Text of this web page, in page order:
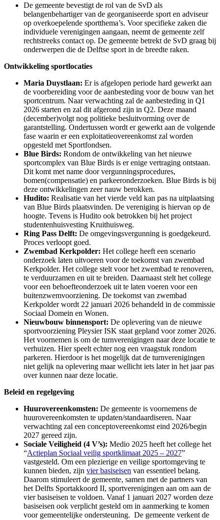
De gemeente bevestigt de rol van de SvD als
belangenbehartiger van de georganiseerde sport en adviseur
op overkoepelende sportthema’s. Voor specifieke zaken die
individuele verenigingen aangaan, neemt de gemeente zelf
rechtstreeks contact op. De gemeente betrekt de SvD graag bij
onderwerpen die de Delftse sport in de breedte raken.
Ontwikkeling sportlocaties
Maria Duystlaan: Er is afgelopen periode hard gewerkt aan
de voorbereiding voor de aanbesteding voor de bouw van het
sportcentrum. Naar verwachting zal de aanbesteding in Q1
2026 starten en zal dit afgerond zijn in Q2. Deze maand
(december)volgt nog politieke besluitvorming over de
garantstelling. Ondertussen wordt er gewerkt aan de volgende
fase waarin er een exploitatieovereenkomst zal worden
opgesteld met Sportfondsen.
Blue Birds: Rondom de ontwikkeling van het nieuwe
sportcomplex van Blue Birds is er enige vertraging ontstaan.
Dit komt met name door vergunningsprocedures,
bomen(compensatie) en parkeeronderzoeken. Blue Birds is bij
deze ontwikkelingen zeer nauw berokken.
Hudito: Realisatie van het vierde veld kan pas na uitplaatsing
van Blue Birds plaatsvinden. De vereniging is hiervan op de
hoogte. Tevens is Hudito ook betrokken bij het project
studentenhuisvesting Kruithuisweg.
Ring Pass Delft: De omgevingsvergunning is goedgekeurd.
Proces verloopt goed.
Zwembad Kerkpolder: Het college heeft een scenario
onderzoek laten uitvoeren voor de toekomst van zwembad
Kerkpolder. Het college stelt voor het zwembad te renoveren,
te verduurzamen en uit te breiden. Daarnaast stelt het college
voor een behoefteonderzoek uit te laten voeren voor een
buitenzwemvoorziening. De toekomst van zwembad
Kerkpolder wordt 22 januari 2026 behandeld in de commissie
Sociaal Domein en Wonen.
Nieuwbouw binnensport: De oplevering van de nieuwe
sportvoorziening Pleysier ISK staat gepland voor zomer 2026.
Het voornemen is om de turnverenigingen naar deze locatie te
verhuizen. Hier speelt echter nog een vraagstuk rondom
parkeren. Hierdoor is het mogelijk dat de turnverenigingen
niet gelijk na oplevering maar wellicht iets later in het jaar pas
over kunnen naar deze locatie.
Beleid en regelgeving
Huurovereenkomsten: De gemeente is voornemens de
huurovereenkomsten te updaten/standaardiseren. Naar
verwachting zal een conceptovereenkomst eind 2026/begin
2027 gereed zijn.
Sociale Veiligheid (4 V’s): Medio 2025 heeft het college het
“Actieplan Sociaal veilig sportklimaat 2025 – 2027”
vastgesteld. Om een plezierige en veilige sportomgeving te
kunnen bieden, zijn vier basiseisen van essentieel belang.
Daarom stimuleert de gemeente, samen met de partners van
het Delfts Sportakkoord II, sportverenigingen aan om aan de
vier basiseisen te voldoen. Vanaf 1 januari 2027 worden deze
basiseisen ook verplicht gesteld om in aanmerking te komen
voor gemeentelijke ondersteuning. De gemeente verkent de